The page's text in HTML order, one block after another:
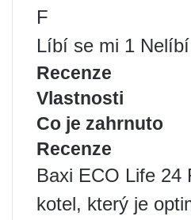
F
Líbí se mi 1
Recenze
Vlastnosti
Co je zahrnuto
Recenze
Baxi ECO Life 24
kotel, který je